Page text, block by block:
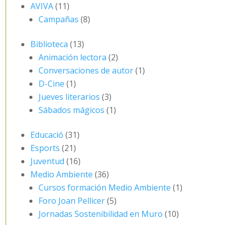
AVIVA(11)
Campañas (8)
Biblioteca (13)
Animación lectora (2)
Conversaciones de autor(1)
D-Cine (1)
Jueves literarios (3)
Sábados mágicos (1)
Educació (31)
Esports (21)
Juventud (16)
Medio Ambiente (36)
Cursos formación Medio Ambiente (1)
Foro Joan Pellicer(5)
Jornadas Sostenibilidad en Muro (10)